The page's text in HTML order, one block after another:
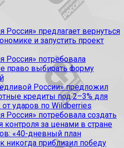
Россия» предлагает вернуться
и запустить проект
Россия» потребовала
право выбирать форму
России» предложил
кредиты под 2–3% для
ударов по Wildberries
Россия» потребовала создать
контроля за ценами в стране
«40-дневный план
никогда приблизил победу